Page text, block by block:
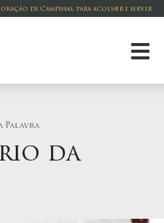
de Campinas, para acolher e servir
Palavra
da